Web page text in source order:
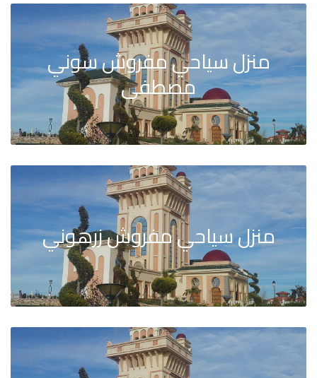
منزل سياحي مفروش سوني
مصطفى
منزل سياحي مفروش زرهوني